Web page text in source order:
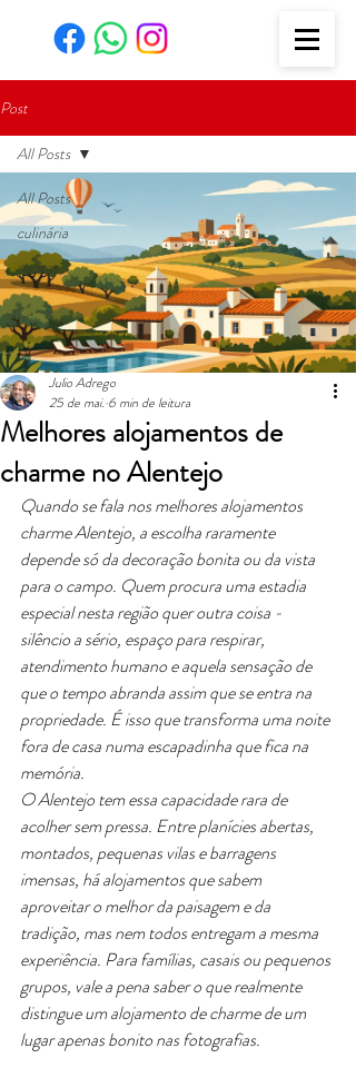
Post
All Posts
culinária
recitas
All Posts
Melhores alojamentos de
charme no Alentejo
Julio Adrego
25 de mai. 6 min de leitura
Quando se fala nos melhores alojamentos
charme Alentejo, a escolha raramente
depende só da decoração bonita ou da vista
para o campo. Quem procura uma estadia
especial nesta região quer outra coisa -
silêncio a sério, espaço para respirar,
atendimento humano e aquela sensação de
que o tempo abranda assim que se entra na
propriedade. É isso que transforma uma noite
fora de casa numa escapadinha que fica na
memória.
O Alentejo tem essa capacidade rara de
acolher sem pressa. Entre planícies abertas,
montados, pequenas vilas e barragens
imensas, há alojamentos que sabem
aproveitar o melhor da paisagem e da
tradição, mas nem todos entregam a mesma
experiência. Para famílias, casais ou pequenos
grupos, vale a pena saber o que realmente
distingue um alojamento de charme de um
lugar apenas bonito nas fotografias.